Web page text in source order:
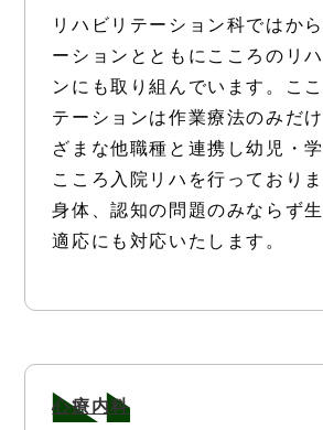
リハビリテーション科ではか
ーションとともにこころのリ
ンにも取り組んでいます。こ
テーションは作業療法のみだ
ざまな他職種と連携し幼児・
こころ入院リハを行っており
身体、認知の問題のみならず
適応にも対応いたします。
心療内科